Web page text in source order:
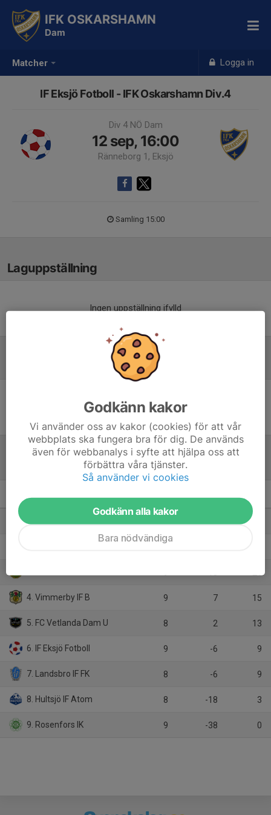
Matcher Logga in
IFK OSKARSHAMN
Dam
IF Eksjö Fotboll - IFK Oskarshamn Div.4
Div 4 NÖ Dam
12 sep, 16:00
Ränneborg 1, Eksjö
Samling 15:00
Laguppställning
Ingen uppställning ifylld
Inget skrivet
Div 4 NÖ Dam M +/-
1. Västerviks damfotboll IF B 9 13
9 13 21
4. Vimmerby IF B 9 7 15
5. FC Vetlanda Dam U 8 2 13
6. IF Eksjö Fotboll 9 -6 9
7. Landsbro IF FK 8 -6 9
8. Hultsjö IF Atom 8 -18 3
9. Rosenfors IK 9 -38 0
Godkänn kakor
Vi använder oss av kakor (cookies) för att vår
webbplats ska fungera bra för dig. De används
även för webbanalys i syfte att hjälpa oss att
förbättra våra tjänster.
Så använder vi cookies
Godkänn alla kakor
Bara nödvändiga